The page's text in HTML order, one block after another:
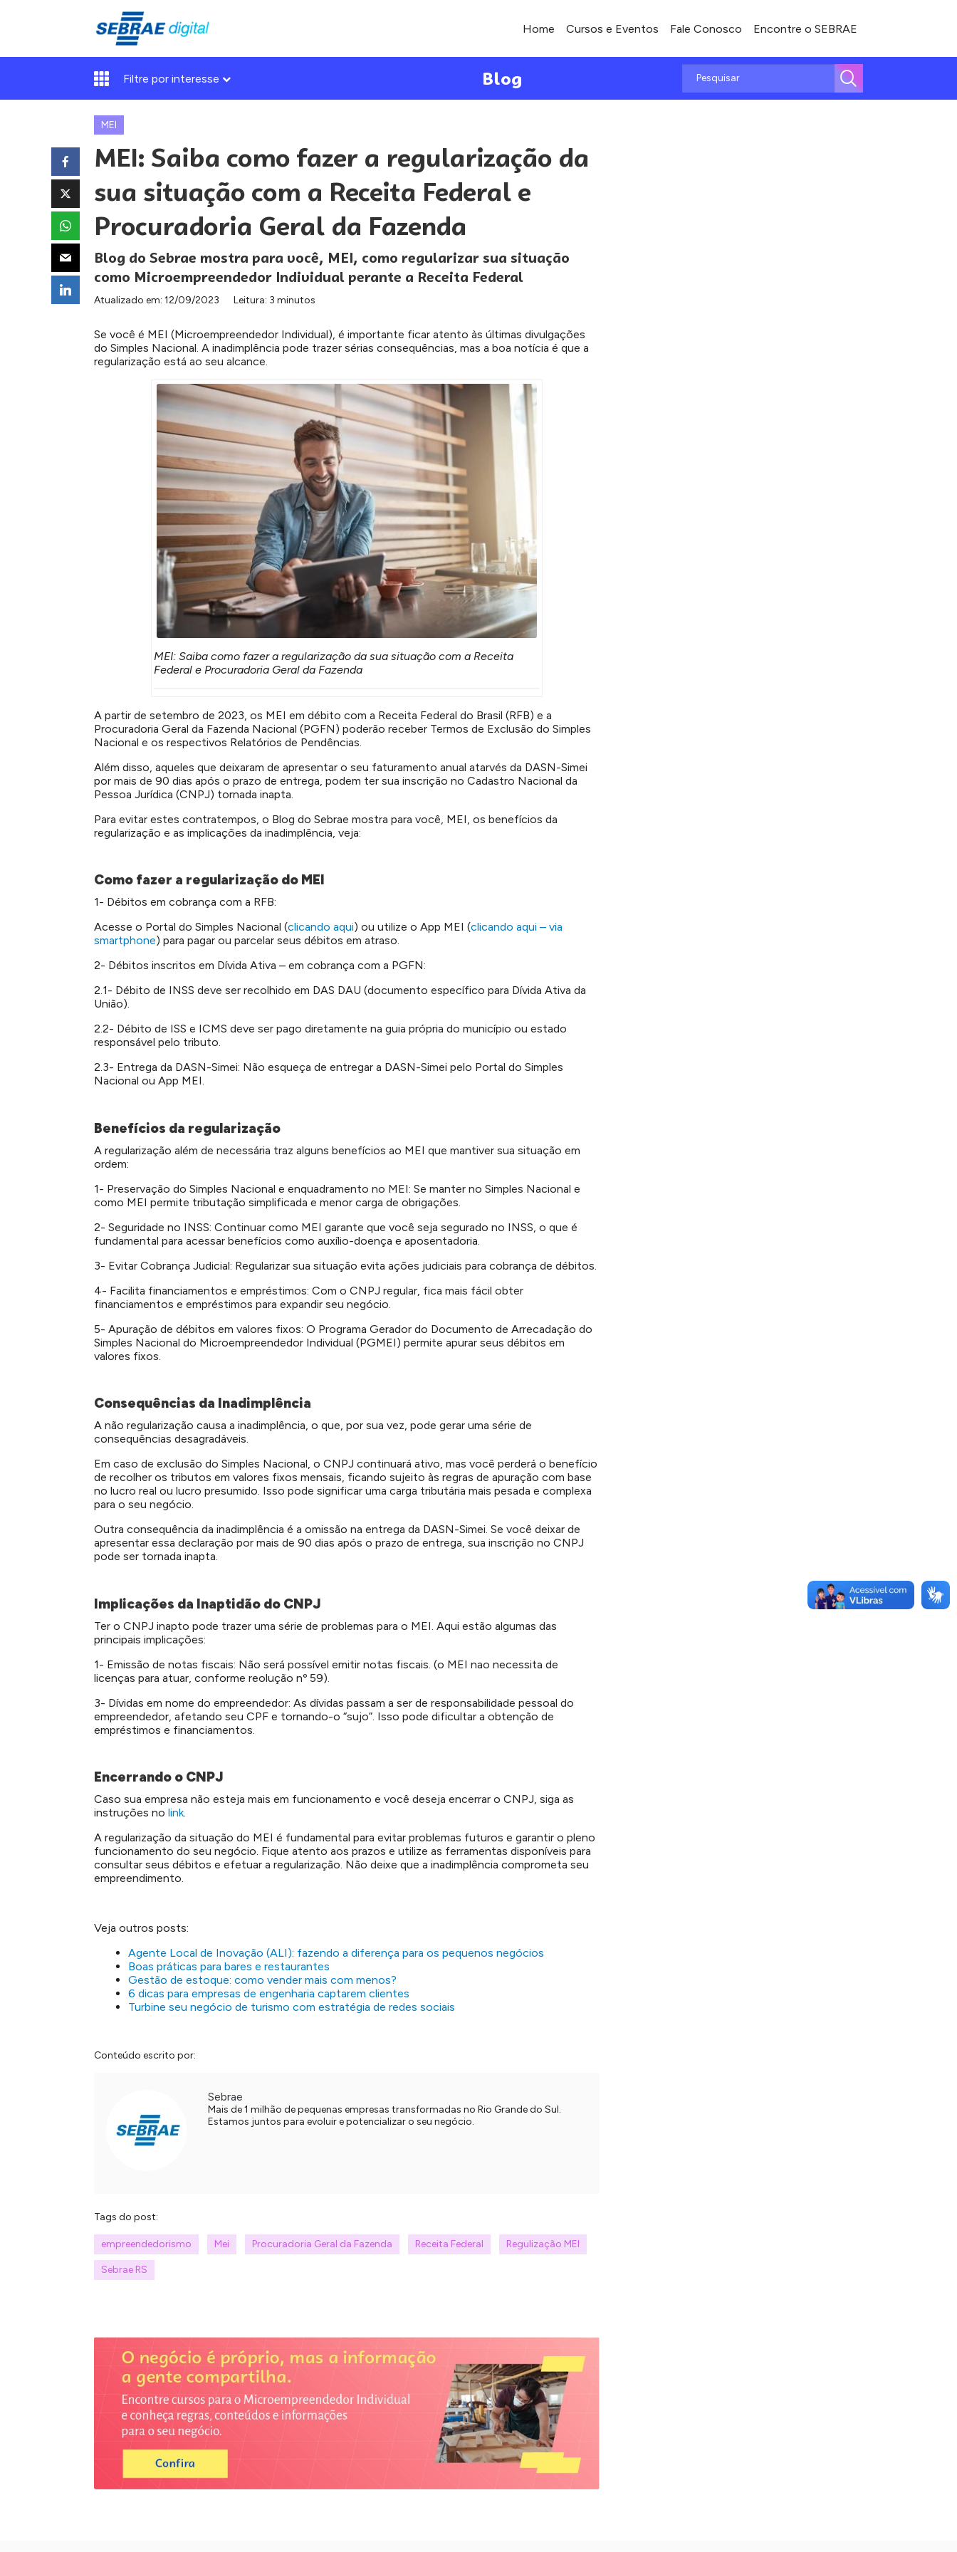
Home Cursos e Eventos Fale Conosco Encontre o SEBRAE
Filtre por interesse Blog
MEI
MEI: Saiba como fazer a regularização da
sua situação com a Receita Federal e
Procuradoria Geral da Fazenda
Blog do Sebrae mostra para você, MEI, como regularizar sua situação
como Microempreendedor Individual perante a Receita Federal
Atualizado em: 12/09/2023 Leitura: 3 minutos
Se você é MEI (Microempreendedor Individual), é importante ficar atento às últimas divulgações
do Simples Nacional. A inadimplência pode trazer sérias consequências, mas a boa notícia é que a
regularização está ao seu alcance.
MEI: Saiba como fazer a regularização da sua situação com a Receita
Federal e Procuradoria Geral da Fazenda
A partir de setembro de 2023, os MEI em débito com a Receita Federal do Brasil (RFB) e a
Procuradoria Geral da Fazenda Nacional (PGFN) poderão receber Termos de Exclusão do Simples
Nacional e os respectivos Relatórios de Pendências.
Além disso, aqueles que deixaram de apresentar o seu faturamento anual atarvés da DASN-Simei
por mais de 90 dias após o prazo de entrega, podem ter sua inscrição no Cadastro Nacional da
Pessoa Jurídica (CNPJ) tornada inapta.
Para evitar estes contratempos, o Blog do Sebrae mostra para você, MEI, os benefícios da
regularização e as implicações da inadimplência, veja:
Como fazer a regularização do MEI
1- Débitos em cobrança com a RFB:
Acesse o Portal do Simples Nacional (clicando aqui) ou utilize o App MEI (clicando aqui – via
smartphone) para pagar ou parcelar seus débitos em atraso.
2- Débitos inscritos em Dívida Ativa – em cobrança com a PGFN:
2.1- Débito de INSS deve ser recolhido em DAS DAU (documento específico para Dívida Ativa da
União).
2.2- Débito de ISS e ICMS deve ser pago diretamente na guia própria do município ou estado
responsável pelo tributo.
2.3- Entrega da DASN-Simei: Não esqueça de entregar a DASN-Simei pelo Portal do Simples
Nacional ou App MEI.
Benefícios da regularização
A regularização além de necessária traz alguns benefícios ao MEI que mantiver sua situação em
ordem:
1- Preservação do Simples Nacional e enquadramento no MEI: Se manter no Simples Nacional e
como MEI permite tributação simplificada e menor carga de obrigações.
2- Seguridade no INSS: Continuar como MEI garante que você seja segurado no INSS, o que é
fundamental para acessar benefícios como auxílio-doença e aposentadoria.
3- Evitar Cobrança Judicial: Regularizar sua situação evita ações judiciais para cobrança de débitos.
4- Facilita financiamentos e empréstimos: Com o CNPJ regular, fica mais fácil obter
financiamentos e empréstimos para expandir seu negócio.
5- Apuração de débitos em valores fixos: O Programa Gerador do Documento de Arrecadação do
Simples Nacional do Microempreendedor Individual (PGMEI) permite apurar seus débitos em
valores fixos.
Consequências da Inadimplência
A não regularização causa a inadimplência, o que, por sua vez, pode gerar uma série de
consequências desagradáveis.
Em caso de exclusão do Simples Nacional, o CNPJ continuará ativo, mas você perderá o benefício
de recolher os tributos em valores fixos mensais, ficando sujeito às regras de apuração com base
no lucro real ou lucro presumido. Isso pode significar uma carga tributária mais pesada e complexa
para o seu negócio.
Outra consequência da inadimplência é a omissão na entrega da DASN-Simei. Se você deixar de
apresentar essa declaração por mais de 90 dias após o prazo de entrega, sua inscrição no CNPJ
pode ser tornada inapta.
Implicações da Inaptidão do CNPJ
Ter o CNPJ inapto pode trazer uma série de problemas para o MEI. Aqui estão algumas das
principais implicações:
1- Emissão de notas fiscais: Não será possível emitir notas fiscais. (o MEI nao necessita de
licenças para atuar, conforme reolução nº 59).
3- Dívidas em nome do empreendedor: As dívidas passam a ser de responsabilidade pessoal do
empreendedor, afetando seu CPF e tornando-o “sujo”. Isso pode dificultar a obtenção de
empréstimos e financiamentos.
Encerrando o CNPJ
Caso sua empresa não esteja mais em funcionamento e você deseja encerrar o CNPJ, siga as
instruções no link.
A regularização da situação do MEI é fundamental para evitar problemas futuros e garantir o pleno
funcionamento do seu negócio. Fique atento aos prazos e utilize as ferramentas disponíveis para
consultar seus débitos e efetuar a regularização. Não deixe que a inadimplência comprometa seu
empreendimento.
Veja outros posts:
Agente Local de Inovação (ALI): fazendo a diferença para os pequenos negócios
Boas práticas para bares e restaurantes
Gestão de estoque: como vender mais com menos?
6 dicas para empresas de engenharia captarem clientes
Turbine seu negócio de turismo com estratégia de redes sociais
Conteúdo escrito por:
Sebrae
Mais de 1 milhão de pequenas empresas transformadas no Rio Grande do Sul.
Estamos juntos para evoluir e potencializar o seu negócio.
Tags do post:
empreendedorismo Mei Procuradoria Geral da Fazenda Receita Federal Regulização MEI
Sebrae RS